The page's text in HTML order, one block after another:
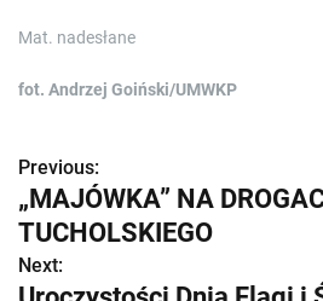
Mat. nadesłane
fot. Andrzej Goiński/UMWKP
Z
o
b
Previous:
„MAJÓWKA” NA
TUCHOLSKIEGO
Next: